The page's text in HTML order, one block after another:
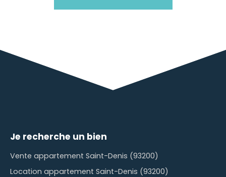
Je recherche un bien
Vente appartement Saint-Denis (93200)
Location appartement Saint-Denis (93200)